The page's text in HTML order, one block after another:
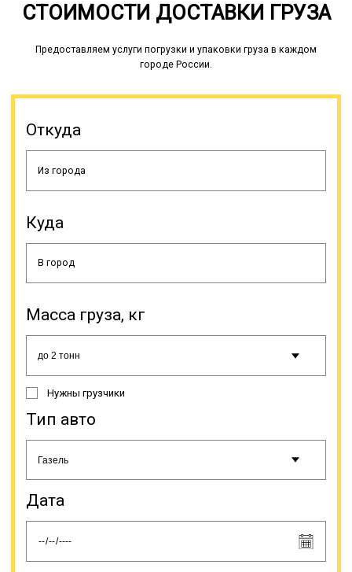
СТОИМОСТИ ДОСТАВКИ ГРУЗА
Предоставляем услуги погрузки и упаковки груза в каждом
городе России.
Откуда
Куда
Масса груза, кг
Нужны грузчики
Тип авто
Дата